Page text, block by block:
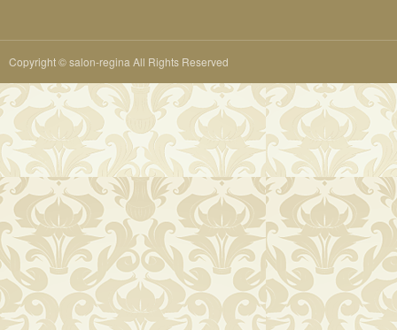
Copyright © salon-regina All Rights Reserved